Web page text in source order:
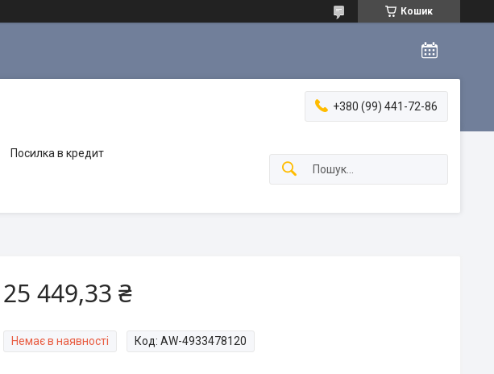
Кошик
+380 (99) 441-72-86
Посилка в кредит
25 449,33 ₴
Немає в наявності Код: AW-4933478120